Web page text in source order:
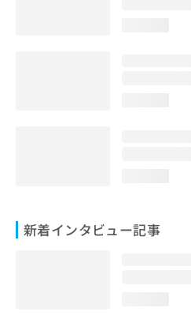
新着インタビュー記事